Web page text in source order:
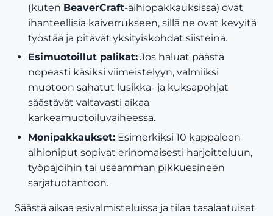
(kuten BeaverCraft-aihiopakkauksissa) ovat
ihanteellisia kaiverrukseen, sillä ne ovat kevyitä
työstää ja pitävät yksityiskohdat siisteinä.
Esimuotoillut palikat: Jos haluat päästä
nopeasti käsiksi viimeistelyyn, valmiiksi
muotoon sahatut lusikka- ja kuksapohjat
säästävät valtavasti aikaa
karkeamuotoiluvaiheessa.
Monipakkaukset: Esimerkiksi 10 kappaleen
aihioniput sopivat erinomaisesti harjoitteluun,
työpajoihin tai useamman pikkuesineen
sarjatuotantoon.
Säästä aikaa esivalmisteluissa ja tilaa tasalaatuiset